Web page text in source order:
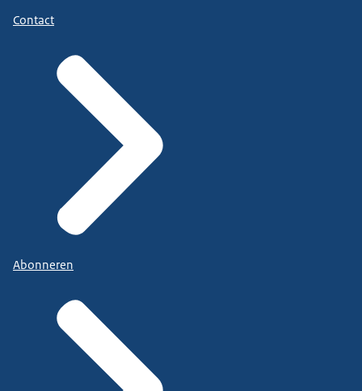
Contact
Abonneren